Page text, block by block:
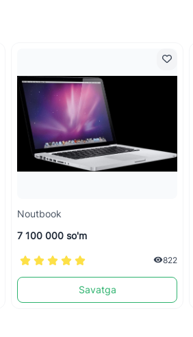
Noutbook
7 100 000 so'm
822
Savatga